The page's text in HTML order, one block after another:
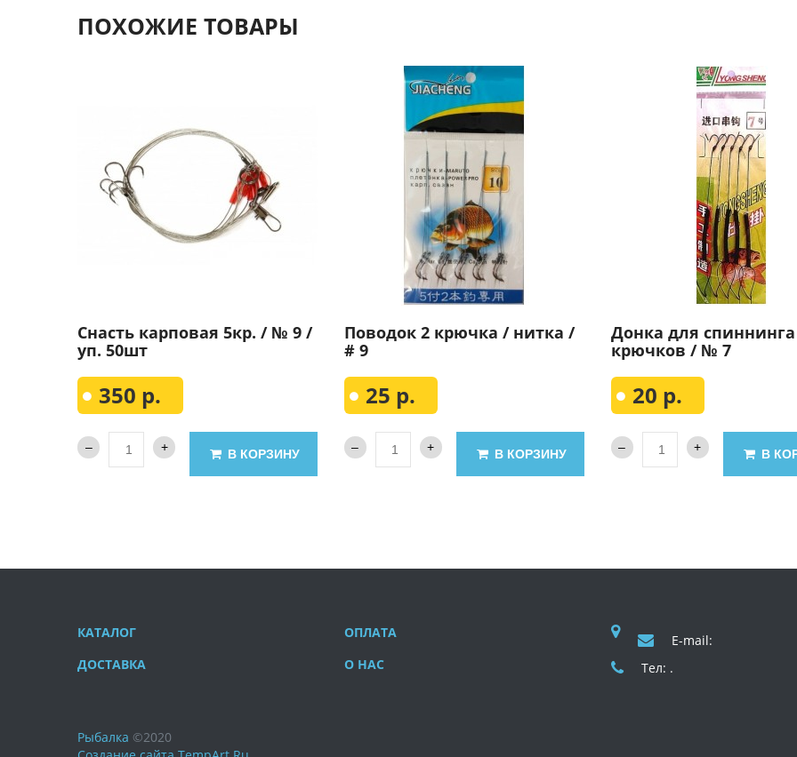
ПОХОЖИЕ ТОВАРЫ
Снасть карповая 5кр. / № 9 /
уп. 50шт
350 р.
В КОРЗИНУ
Поводок 2 крючка / нитка /
# 9
25 р.
В КОРЗИНУ
Донка для
крючков / № 7
20 р.
В
КАТАЛОГ
ДОСТАВКА
ОПЛАТА
О НАС
E-mail:
Тел: .
Рыбалка ©2020